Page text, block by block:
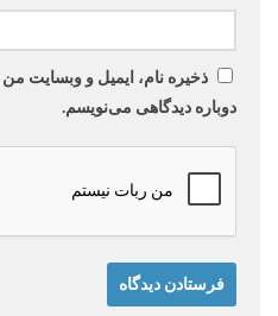
ذخیره نام، ایمیل و وبسایت
دوباره دیدگاهی می‌نویسم.